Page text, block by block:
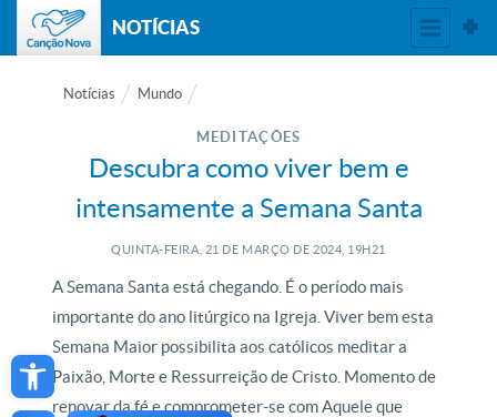
Open toolbar
NOTÍCIAS
Notícias Mundo
MEDITAÇÕES
Descubra como viver bem e
intensamente a Semana Santa
QUINTA-FEIRA, 21 DE MARÇO DE 2024, 19H21
A Semana Santa está chegando. É o período mais
importante do ano litúrgico na Igreja. Viver bem esta
Semana Maior possibilita aos católicos meditar a
Paixão, Morte e Ressurreição de Cristo. Momento de
renovar da fé e comprometer-se com Aquele que